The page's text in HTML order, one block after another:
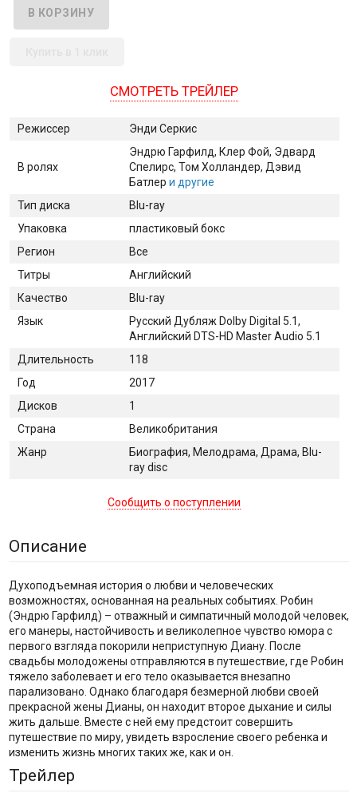
СМОТРЕТЬ ТРЕЙЛЕР
Режиссер Энди Серкис
В ролях
Эндрю Гарфилд, Клер Фой, Эдвард
Спелирс, Том Холландер, Дэвид
Батлер и другие
Тип диска
Blu-ray
Упаковка
пластиковый бокс
Регион
Все
Титры
Английский
Качество
Blu-ray
Язык
Русский Дубляж Dolby Digital 5.1,
Английский DTS-HD Master Audio 5.1
Длительность
118
Год
2017
Дисков
1
Страна
Великобритания
Жанр
Биография, Мелодрама, Драма, Blu-
ray disc
Сообщить о поступлении
Описание
Духоподъемная история о любви и человеческих
возможностях, основанная на реальных событиях. Робин
(Эндрю Гарфилд) – отважный и симпатичный молодой человек,
его манеры, настойчивость и великолепное чувство юмора с
первого взгляда покорили неприступную Диану. После
свадьбы молодожены отправляются в путешествие, где Робин
тяжело заболевает и его тело оказывается внезапно
парализовано. Однако благодаря безмерной любви своей
прекрасной жены Дианы, он находит второе дыхание и силы
жить дальше. Вместе с ней ему предстоит совершить
путешествие по миру, увидеть взросление своего ребенка и
изменить жизнь многих таких же, как и он.
Трейлер